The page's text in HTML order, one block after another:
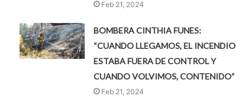
Feb 21, 2024
BOMBERA CINTHIA FUNES:
“CUANDO LLEGAMOS, EL INCENDIO
ESTABA FUERA DE CONTROL Y
CUANDO VOLVIMOS, CONTENIDO”
Feb 21, 2024